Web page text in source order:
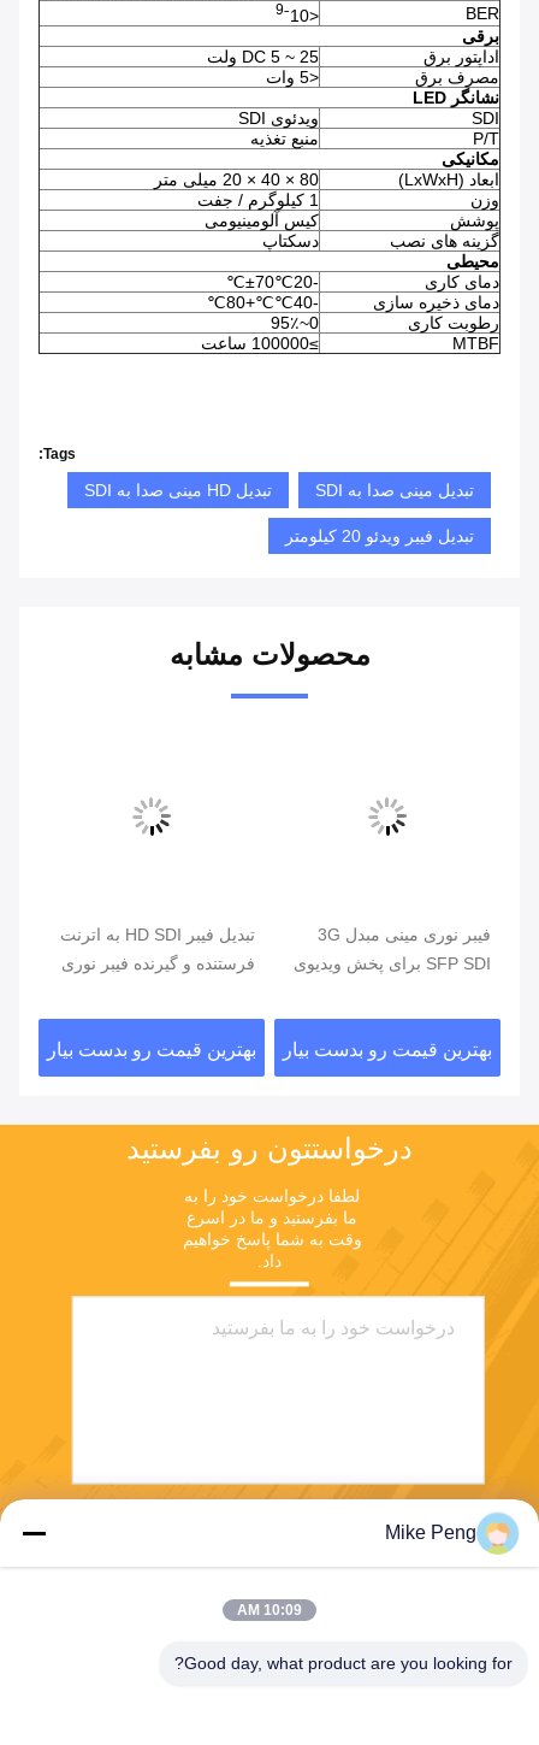
BER
<10ˉ
9
برقی
اداپتور برق
DC 5 ~ 25 ولت
مصرف برق
<5 وات
نشانگر LED
SDI
ویدئوی SDI
P/T
منبع تغذیه
مکانیکی
ابعاد (LxWxH)
80 × 40 × 20 میلی متر
وزن
1 کیلوگرم / جفت
پوشش
کیس آلومینیومی
گزینه های نصب
دسکتاپ
محیطی
دمای کاری
-20℃±70℃
دمای ذخیره سازی
-40℃℃+80℃
رطوبت کاری
0~95٪
MTBF
≥100000 ساعت
Tags:
تبدیل مینی صدا به SDI تبدیل HD مینی صدا به SDI
تبدیل فیبر ویدئو 20 کیلومتر
محصولات مشابه
فیبر نوری مینی مبدل 3G
SFP SDI برای پخش ویدیوی
بهترین قیمت رو بدست بیار
تبدیل فیبر HD SDI به اترنت
فرستنده و گیرنده فیبر نوری
بهترین قیمت رو بدست بیار
درخواستتون رو بفرستيد
ما بفرستید و ما در اسرع
داد.
Mike Peng
10:09 AM
Good day, what product are you looking for?